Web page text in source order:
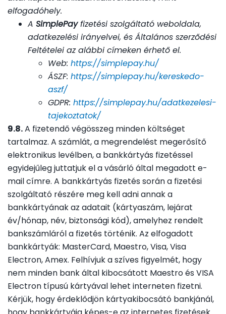
elfogadóhely.
A SimplePayfizetési szolgáltató weboldala,
adatkezelési irányelvei, és Általános szerződési
Feltételei az alábbi címeken érhető el.
Web: https://simplepay.hu/
ÁSZF: https://simplepay.hu/kereskedo-
aszf/
GDPR: https://simplepay.hu/adatkezelesi-
tajekoztatok/
9.8.A fizetendő végösszeg minden költséget
tartalmaz. A számlát, a megrendelést megerősítő
elektronikus levélben, a bankkártyás fizetéssel
egyidejűleg juttatjuk el a vásárló által megadott e-
mail címre. A bankkártyás fizetés során a fizetési
szolgáltató részére meg kell adni annak a
bankkártyának az adatait (kártyaszám, lejárat
év/hónap, név, biztonsági kód), amelyhez rendelt
bankszámláról a fizetés történik. Az elfogadott
bankkártyák: MasterCard, Maestro, Visa, Visa
Electron, Amex. Felhívjuk a szíves figyelmét, hogy
nem minden bank által kibocsátott Maestro és VISA
Electron típusú kártyával lehet interneten fizetni.
Kérjük, hogy érdeklődjön kártyakibocsátó bankjánál,